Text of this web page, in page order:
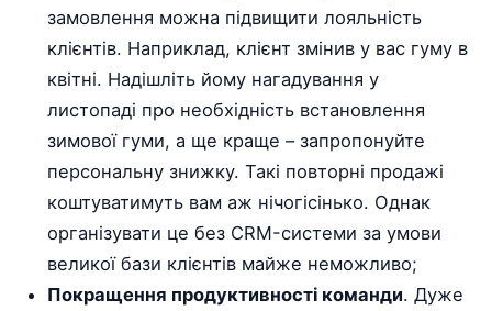
замовлення можна підвищити лояльність
клієнтів. Наприклад, клієнт змінив у вас гуму в
квітні. Надішліть йому нагадування у
листопаді про необхідність встановлення
зимової гуми, а ще краще – запропонуйте
персональну знижку. Такі повторні продажі
коштуватимуть вам аж нічогісінько. Однак
організувати це без CRM-системи за умови
великої бази клієнтів майже неможливо;
Покращення продуктивності команди. Дуже